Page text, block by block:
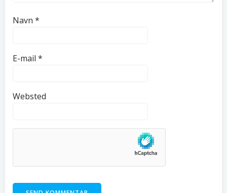
Navn *
E-mail *
Websted